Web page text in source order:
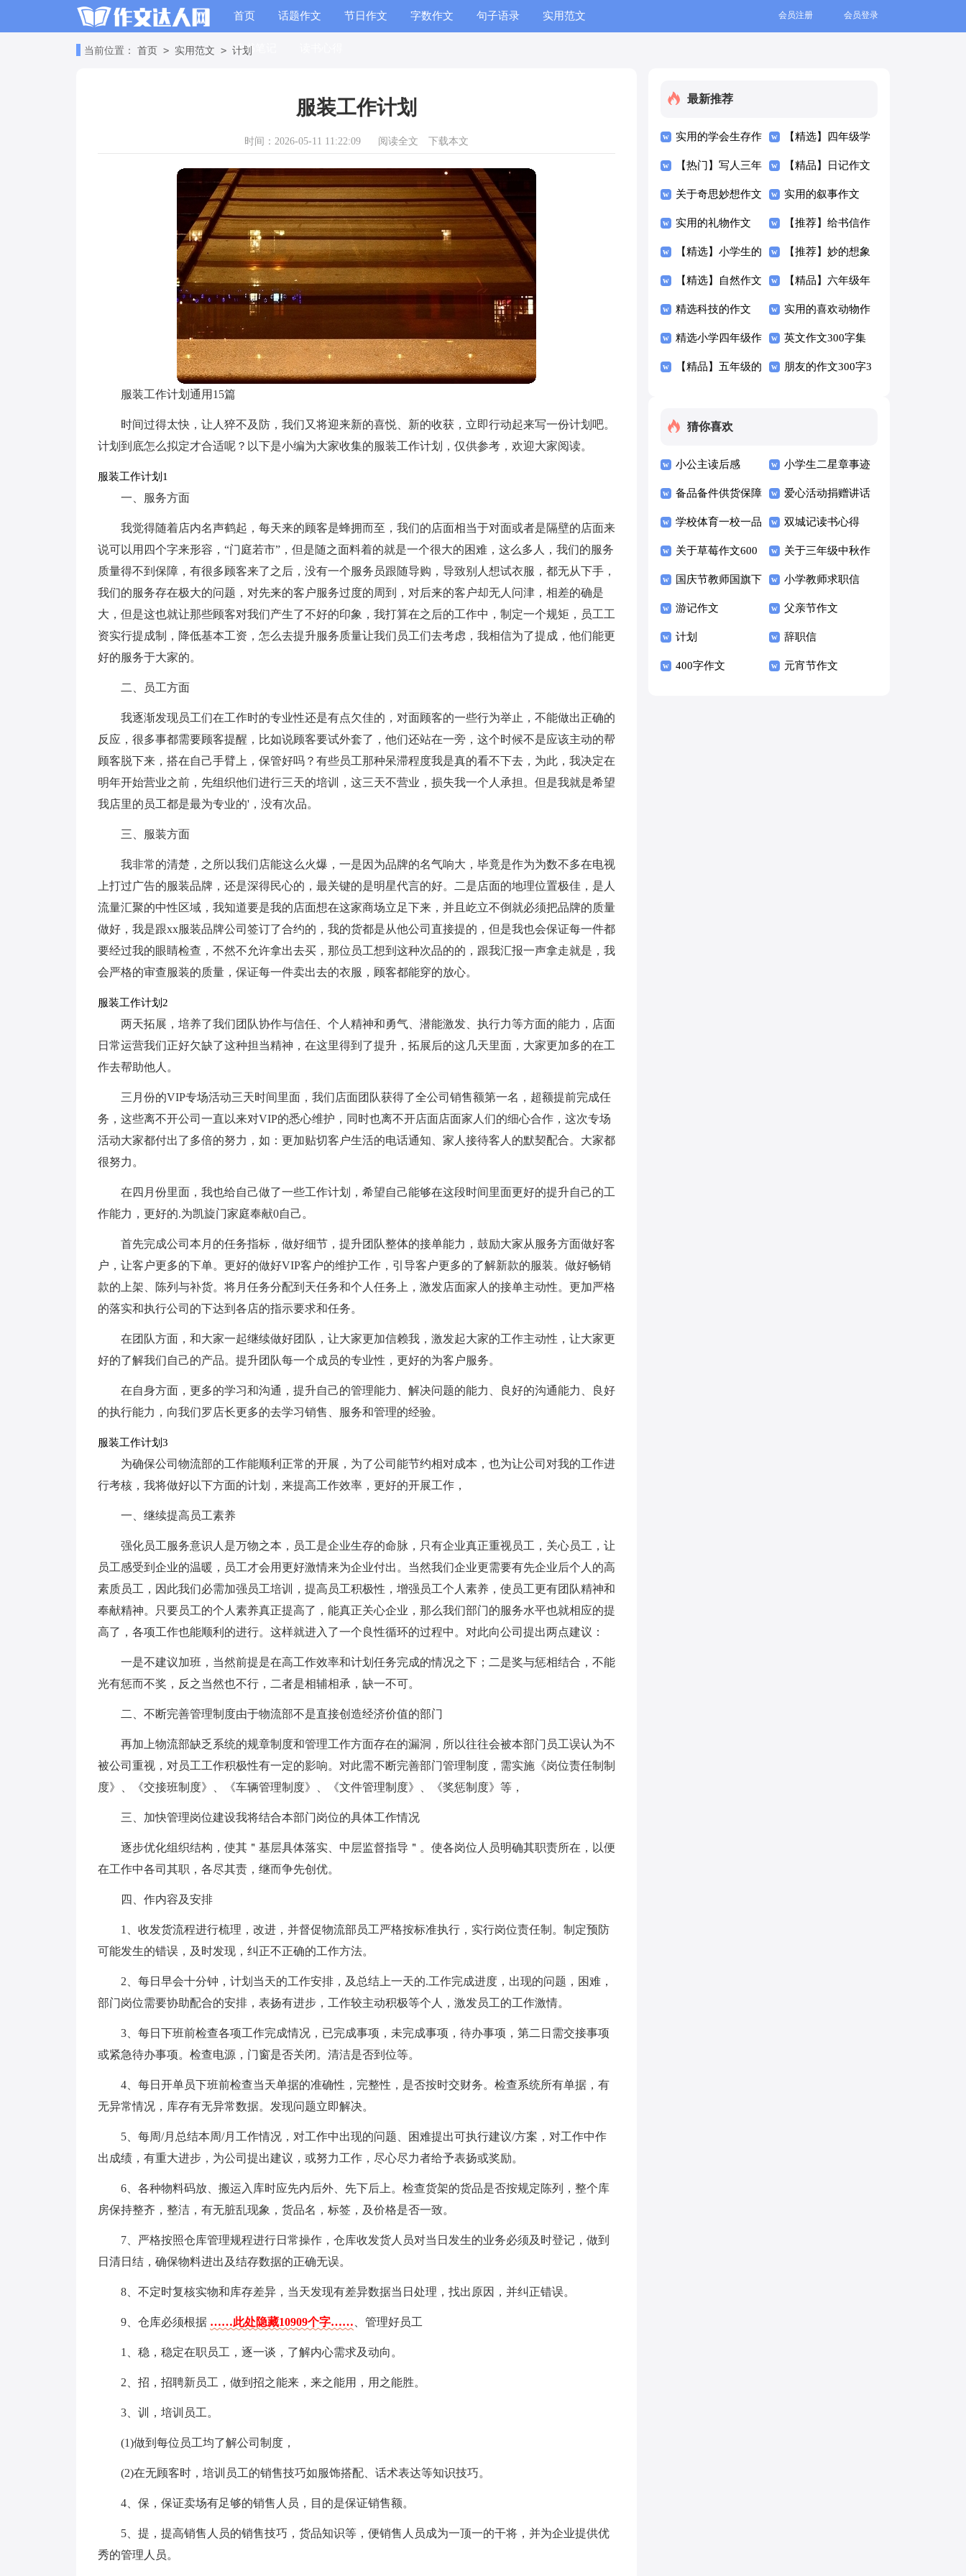
首页 话题作文 节日作文 字数作文 句子语录 实用范文
读书笔记
会员登录
会员注册
当前位置： 首页 > 实用范文 > 计划
服装工作计划
时间：2026-05-11 11:22:09 阅读全文 下载本文
服装工作计划通用15篇
时间过得太快，让人猝不及防，我们又将迎来新的喜悦、新的收获，立即行动起来写一份计划吧。
计划到底怎么拟定才合适呢？以下是小编为大家收集的服装工作计划，仅供参考，欢迎大家阅读。
服装工作计划1
一、服务方面
我觉得随着店内名声鹤起，每天来的顾客是蜂拥而至，我们的店面相当于对面或者是隔壁的店面来
说可以用四个字来形容，“门庭若市”，但是随之面料着的就是一个很大的困难，这么多人，我们的服务
质量得不到保障，有很多顾客来了之后，没有一个服务员跟随导购，导致别人想试衣服，都无从下手，
我们的服务存在极大的问题，对先来的客户服务过度的周到，对后来的客户却无人问津，相差的确是
大，但是这也就让那些顾客对我们产生了不好的印象，我打算在之后的工作中，制定一个规矩，员工工
资实行提成制，降低基本工资，怎么去提升服务质量让我们员工们去考虑，我相信为了提成，他们能更
好的服务于大家的。
二、员工方面
我逐渐发现员工们在工作时的专业性还是有点欠佳的，对面顾客的一些行为举止，不能做出正确的
反应，很多事都需要顾客提醒，比如说顾客要试外套了，他们还站在一旁，这个时候不是应该主动的帮
顾客脱下来，搭在自己手臂上，保管好吗？有些员工那种呆滞程度我是真的看不下去，为此，我决定在
明年开始营业之前，先组织他们进行三天的培训，这三天不营业，损失我一个人承担。但是我就是希望
我店里的员工都是最为专业的'，没有次品。
三、服装方面
我非常的清楚，之所以我们店能这么火爆，一是因为品牌的名气响大，毕竟是作为为数不多在电视
上打过广告的服装品牌，还是深得民心的，最关键的是明星代言的好。二是店面的地理位置极佳，是人
流量汇聚的中性区域，我知道要是我的店面想在这家商场立足下来，并且屹立不倒就必须把品牌的质量
做好，我是跟xx服装品牌公司签订了合约的，我的货都是从他公司直接提的，但是我也会保证每一件都
要经过我的眼睛检查，不然不允许拿出去买，那位员工想到这种次品的的，跟我汇报一声拿走就是，我
会严格的审查服装的质量，保证每一件卖出去的衣服，顾客都能穿的放心。
服装工作计划2
两天拓展，培养了我们团队协作与信任、个人精神和勇气、潜能激发、执行力等方面的能力，店面
日常运营我们正好欠缺了这种担当精神，在这里得到了提升，拓展后的这几天里面，大家更加多的在工
作去帮助他人。
三月份的VIP专场活动三天时间里面，我们店面团队获得了全公司销售额第一名，超额提前完成任
务，这些离不开公司一直以来对VIP的悉心维护，同时也离不开店面店面家人们的细心合作，这次专场
活动大家都付出了多倍的努力，如：更加贴切客户生活的电话通知、家人接待客人的默契配合。大家都
很努力。
在四月份里面，我也给自己做了一些工作计划，希望自己能够在这段时间里面更好的提升自己的工
作能力，更好的.为凯旋门家庭奉献0自己。
首先完成公司本月的任务指标，做好细节，提升团队整体的接单能力，鼓励大家从服务方面做好客
户，让客户更多的下单。更好的做好VIP客户的维护工作，引导客户更多的了解新款的服装。做好畅销
款的上架、陈列与补货。将月任务分配到天任务和个人任务上，激发店面家人的接单主动性。更加严格
的落实和执行公司的下达到各店的指示要求和任务。
在团队方面，和大家一起继续做好团队，让大家更加信赖我，激发起大家的工作主动性，让大家更
好的了解我们自己的产品。提升团队每一个成员的专业性，更好的为客户服务。
在自身方面，更多的学习和沟通，提升自己的管理能力、解决问题的能力、良好的沟通能力、良好
的执行能力，向我们罗店长更多的去学习销售、服务和管理的经验。
服装工作计划3
为确保公司物流部的工作能顺利正常的开展，为了公司能节约相对成本，也为让公司对我的工作进
行考核，我将做好以下方面的计划，来提高工作效率，更好的开展工作，
一、继续提高员工素养
强化员工服务意识人是万物之本，员工是企业生存的命脉，只有企业真正重视员工，关心员工，让
员工感受到企业的温暖，员工才会用更好激情来为企业付出。当然我们企业更需要有先企业后个人的高
素质员工，因此我们必需加强员工培训，提高员工积极性，增强员工个人素养，使员工更有团队精神和
奉献精神。只要员工的个人素养真正提高了，能真正关心企业，那么我们部门的服务水平也就相应的提
高了，各项工作也能顺利的进行。这样就进入了一个良性循环的过程中。对此向公司提出两点建议：
一是不建议加班，当然前提是在高工作效率和计划任务完成的情况之下；二是奖与惩相结合，不能
光有惩而不奖，反之当然也不行，二者是相辅相承，缺一不可。
二、不断完善管理制度由于物流部不是直接创造经济价值的部门
再加上物流部缺乏系统的规章制度和管理工作方面存在的漏洞，所以往往会被本部门员工误认为不
被公司重视，对员工工作积极性有一定的影响。对此需不断完善部门管理制度，需实施《岗位责任制制
度》、《交接班制度》、《车辆管理制度》、《文件管理制度》、《奖惩制度》等，
三、加快管理岗位建设我将结合本部门岗位的具体工作情况
逐步优化组织结构，使其＂基层具体落实、中层监督指导＂。使各岗位人员明确其职责所在，以便
在工作中各司其职，各尽其责，继而争先创优。
四、作内容及安排
1、收发货流程进行梳理，改进，并督促物流部员工严格按标准执行，实行岗位责任制。制定预防
可能发生的错误，及时发现，纠正不正确的工作方法。
2、每日早会十分钟，计划当天的工作安排，及总结上一天的.工作完成进度，出现的问题，困难，
部门岗位需要协助配合的安排，表扬有进步，工作较主动积极等个人，激发员工的工作激情。
3、每日下班前检查各项工作完成情况，已完成事项，未完成事项，待办事项，第二日需交接事项
或紧急待办事项。检查电源，门窗是否关闭。清洁是否到位等。
4、每日开单员下班前检查当天单据的准确性，完整性，是否按时交财务。检查系统所有单据，有
无异常情况，库存有无异常数据。发现问题立即解决。
5、每周/月总结本周/月工作情况，对工作中出现的问题、困难提出可执行建议/方案，对工作中作
出成绩，有重大进步，为公司提出建议，或努力工作，尽心尽力者给予表扬或奖励。
6、各种物料码放、搬运入库时应先内后外、先下后上。检查货架的货品是否按规定陈列，整个库
房保持整齐，整洁，有无脏乱现象，货品名，标签，及价格是否一致。
7、严格按照仓库管理规程进行日常操作，仓库收发货人员对当日发生的业务必须及时登记，做到
日清日结，确保物料进出及结存数据的正确无误。
8、不定时复核实物和库存差异，当天发现有差异数据当日处理，找出原因，并纠正错误。
9、仓库必须根据 ……此处隐藏10909个字…… 、管理好员工
1、稳，稳定在职员工，逐一谈，了解内心需求及动向。
2、招，招聘新员工，做到招之能来，来之能用，用之能胜。
3、训，培训员工。
(1)做到每位员工均了解公司制度，
(2)在无顾客时，培训员工的销售技巧如服饰搭配、话术表达等知识技巧。
4、保，保证卖场有足够的销售人员，目的是保证销售额。
5、提，提高销售人员的销售技巧，货品知识等，便销售人员成为一顶一的干将，并为企业提供优
秀的管理人员。
最新推荐
实用的学会生存作
文300字4篇
【精选】四年级学
生作文300字集合
九篇
【热门】写人三年
级作文300字集合
六篇
【精品】日记作文
300字汇编六篇
关于奇思妙想作文
300字三篇
实用的叙事作文
300字汇总5篇
实用的礼物作文
300字8篇
【推荐】给书信作
文300字3篇
【精选】小学生的
作文300字合集5篇
【推荐】妙的想象
作文300字三篇
【精选】自然作文
300字汇总7篇
【精品】六年级年
的作文300字锦集9
篇
精选科技的作文
300字四篇
实用的喜欢动物作
文300字五篇
精选小学四年级作
文300字合集六篇
英文作文300字集
合五篇
【精品】五年级的 朋友的作文300字3
猜你喜欢
小公主读后感 小学生二星章事迹
材料范文（通用10
篇）
备品备件供货保障
方案（通用10篇）
爱心活动捐赠讲话
稿
学校体育一校一品
方案（通用7篇）
双城记读书心得
关于草莓作文600
字九篇
关于三年级中秋作
文六篇
国庆节教师国旗下
讲话稿500字（通
用6篇）
小学教师求职信
(15篇)
游记作文 父亲节作文
计划 辞职信
400字作文 元宵节作文